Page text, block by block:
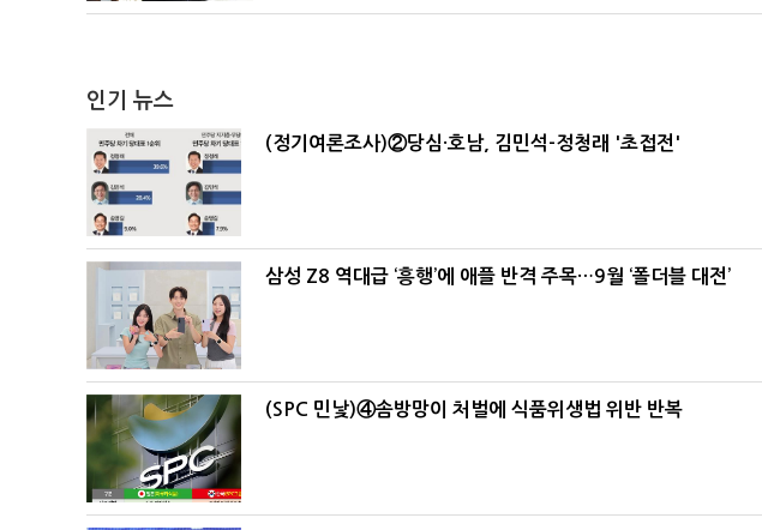
인기 뉴스
(정기여론조사)②당심·호남, 김민석-정청래 '초접전'
삼성 Z8 역대급 ‘흥행’에 애플 반격 주목…9월 ‘폴더블 대전’
(SPC 민낯)④솜방망이 처벌에 식품위생법 위반 반복